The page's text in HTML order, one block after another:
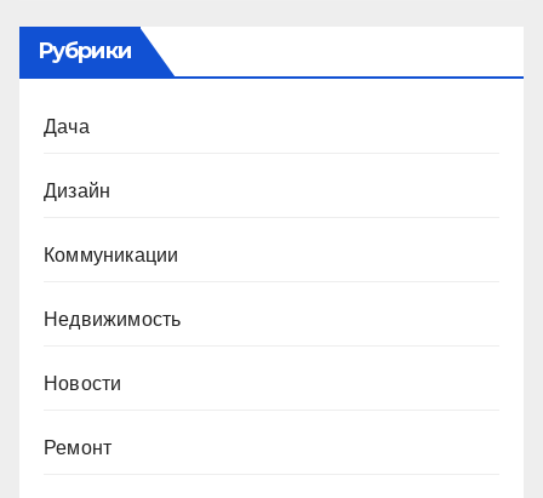
Рубрики
Дача
Дизайн
Коммуникации
Недвижимость
Новости
Ремонт